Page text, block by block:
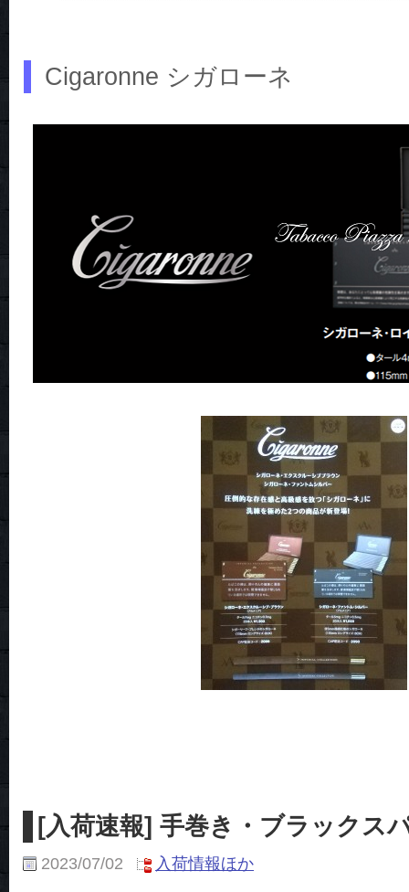
Cigaronne シガローネ
[入荷速報] 手巻き・ブラックス
2023/07/02 入荷情報ほか